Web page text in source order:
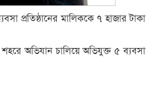
প্রতিষ্ঠানের মালিককে ৭ হাজার টাকা
অভিযান চালিয়ে অভিযুক্ত ৫ ব্যবসা